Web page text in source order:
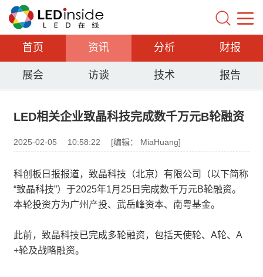
首页 资讯 分析 财报
展会 访谈 技术 报告
LED相关企业致晶科技完成数千万元B轮融资
2025-02-05 10:58:22 [编辑： MiaHuang]
科创板日报报道，致晶科技（北京）有限公司（以下简称
“致晶科技”）于2025年1月25日完成数千万元B轮融资。
本轮投资方为广州产投、武岳峰资本、南粤基金。
此前，致晶科技已完成多轮融资，包括天使轮、A轮、A
+轮及战略融资。